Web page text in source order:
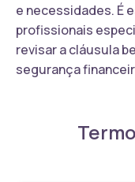
e necessidades. É
profissionais
revisar a cláusula
segurança